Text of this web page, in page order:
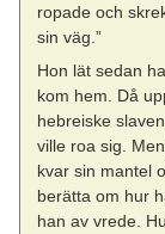
ropade och
sin väg.”
Hon lät sedan
kom hem. Då
hebreiske
ville roa sig.
kvar sin mantel
berätta om hur
han av vrede.